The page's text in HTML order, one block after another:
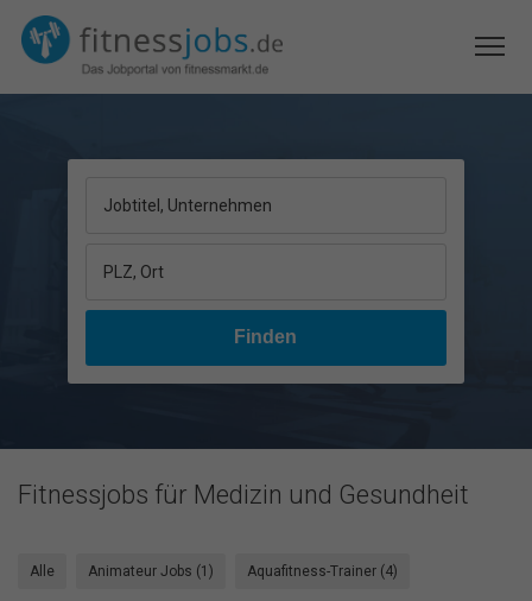
Jobtitel, Unternehmen
PLZ, Ort
Fitnessjobs für Medizin und Gesundheit
Alle Animateur Jobs (1) Aquafitness-Trainer (4)